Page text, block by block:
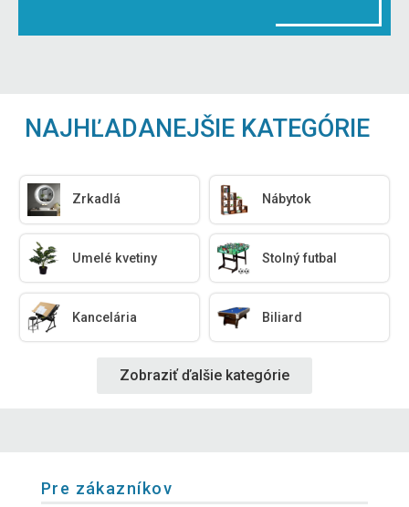
NAJHĽADANEJŠIE KATEGÓRIE
Zrkadlá Nábytok
Umelé kvetiny Stolný futbal
Kancelária Biliard
Zobraziť ďalšie kategórie
Pre zákazníkov